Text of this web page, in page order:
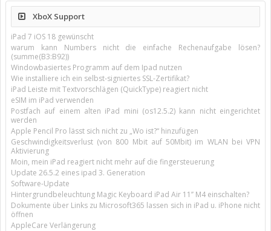
XboX Support
iPad 7 iOS 18 gewünscht
warum kann Numbers nicht die einfache Rechenaufgabe lösen?
(summe(B3:B92))
Windowbasiertes Programm auf dem Ipad nutzen
Wie installiere ich ein selbst-signiertes SSL-Zertifikat?
iPad Leiste mit Textvorschlägen (QuickType) reagiert nicht
eSIM im iPad verwenden
Postfach auf einem alten iPad mini (os12.5.2) kann nicht eingerichtet
werden
Apple Pencil Pro lässt sich nicht zu „Wo ist?“ hinzufügen
Geschwindigkeitsverlust (von 800 Mbit auf 50Mbit) im WLAN bei VPN
Aktivierung
Moin, mein iPad reagiert nicht mehr auf die fingersteuerung
Update 26.5.2 eines ipad 3. Generation
Software-Update
Hintergrundbeleuchtung Magic Keyboard iPad Air 11’’ M4 einschalten?
Dokumente über Links zu Microsoft365 lassen sich in iPad u. iPhone nicht
öffnen
AppleCare Verlängerung